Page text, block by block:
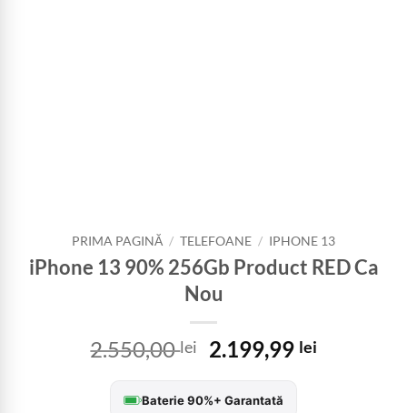
PRIMA PAGINĂ / TELEFOANE / IPHONE 13
iPhone 13 90% 256Gb Product RED Ca
Nou
2.550,00lei
Prețul
a
2.199,99 leiPrețul
Baterie 90%+ Garantată